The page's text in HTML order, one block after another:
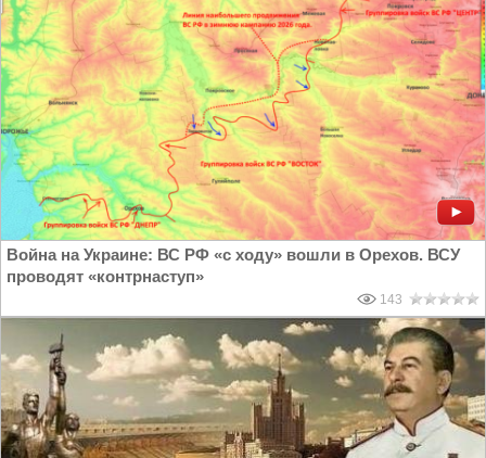
Война на Украине: ВС РФ «с ходу» вошли в Орехов. ВСУ
проводят «контрнаступ»
143